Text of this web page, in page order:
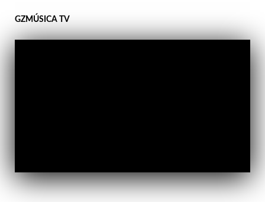
GZMÚSICA TV